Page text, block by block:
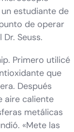
estudiante de
de operar
Seuss.
Primero utilicé
que
Después
aire caliente
metálicas
«Mete las